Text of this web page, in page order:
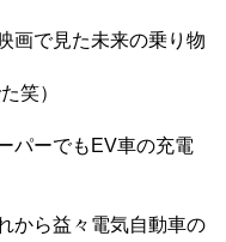
画で見た未来の乗り物
笑）
パーでもEV車の充電
から益々電気自動車の